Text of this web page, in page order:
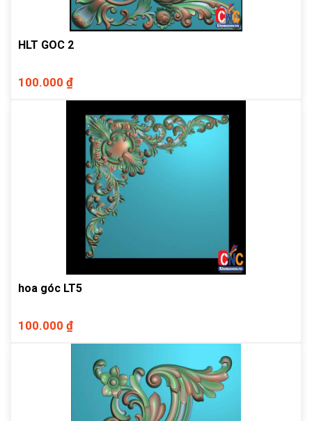
HLT GOC 2
100.000 ₫
hoa góc LT5
100.000 ₫